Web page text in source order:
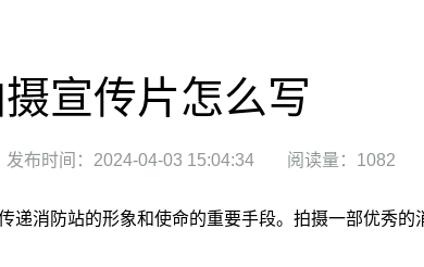
宣传片怎么写
发布时间：2024-04-03 15:04:34 阅读量：1082
递消防站的形象和使命的重要手段。拍摄一部优秀的